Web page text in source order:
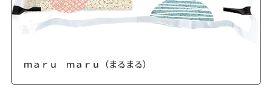
ｍａｒｕ ｍａｒｕ（まるまる）